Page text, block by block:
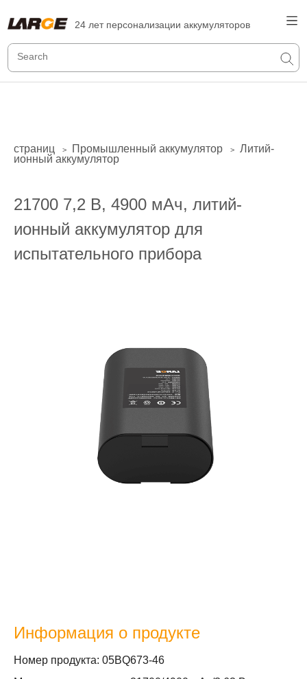
24 лет персонализации аккумуляторов
страниц > Промышленный аккумулятор >
Литий-
ионный аккумулятор
21700 7,2 В, 4900 мАч, литий-
ионный аккумулятор для
испытательного прибора
Информация о продукте
Номер продукта: 05BQ673-46